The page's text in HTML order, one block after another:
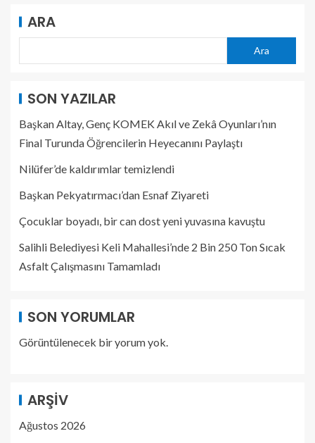
ARA
Ara
SON YAZILAR
Başkan Altay, Genç KOMEK Akıl ve Zekâ Oyunları’nın
Final Turunda Öğrencilerin Heyecanını Paylaştı
Nilüfer’de kaldırımlar temizlendi
Başkan Pekyatırmacı’dan Esnaf Ziyareti
Çocuklar boyadı, bir can dost yeni yuvasına kavuştu
Salihli Belediyesi Keli Mahallesi’nde 2 Bin 250 Ton Sıcak
Asfalt Çalışmasını Tamamladı
SON YORUMLAR
Görüntülenecek bir yorum yok.
ARŞIV
Ağustos 2026